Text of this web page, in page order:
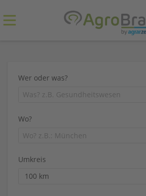
Wer oder was?
Wo?
Umkreis